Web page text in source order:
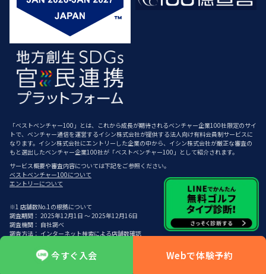
今すぐ入会 Webで体験予約
「ベストベンチャー100」とは、これから成長が期待されるベンチャー企業100社限定のサイ
トで、ベンチャー通信を運営するイシン株式会社が提供する法人向け有料会員制サービスに
なります。イシン株式会社にエントリーした企業の中から、イシン株式会社が厳正な審査の
もと選出したベンチャー企業100社が「ベストベンチャー100」として紹介されます。
サービス概要や審査内容については下記をご参照ください。
ベストベンチャー100について
エントリーについて
※1 店舗数No.1の根拠について
調査期間： 2025年12月1日 ～ 2025年12月16日
調査機関： 自社調べ
調査方法： インターネット検索による店舗数確認
「ゴルフスクール」と検索し、検索結果上位20社を抽出。